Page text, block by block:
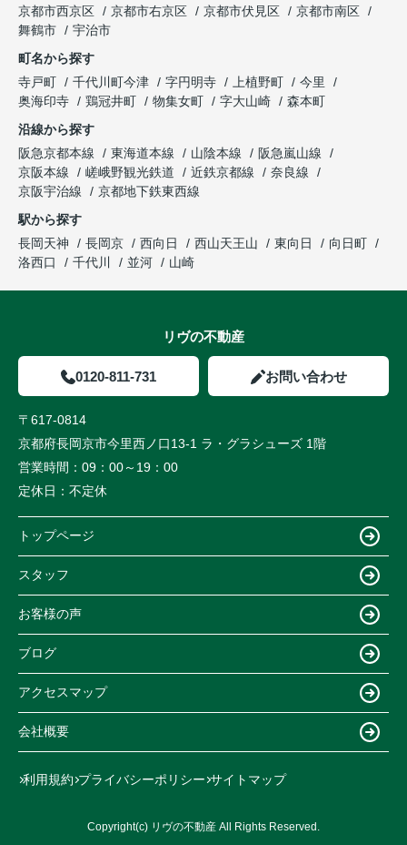
京都市西京区
京都市右京区 京都市伏見区
京都市南区
舞鶴市
宇治市
町名から探す
寺戸町
千代川町今津 字円明寺 上植野町
今里
奥海印寺
鶏冠井町 物集女町 字大山崎
森本町
沿線から探す
阪急京都本線
東海道本線 山陰本線
阪急嵐山線
京阪本線
嵯峨野観光鉄道 近鉄京都線
奈良線
京阪宇治線
京都地下鉄東西線
駅から探す
長岡天神
長岡京 西向日 西山天王山 東向日
向日町
洛西口
千代川 並河 山崎
リヴの不動産
0120-811-731 お問い合わせ
〒617-0814
京都府長岡京市今里西ノ口13-1 ラ・グラシューズ 1階
営業時間： 09：00～19：00
定休日： 不定休
トップページ
スタッフ
お客様の声
ブログ
アクセスマップ
会社概要
利用規約 プライバシーポリシー サイトマップ
Copyright(c) リヴの不動産 All Rights Reserved.